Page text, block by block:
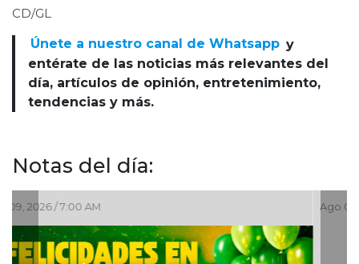
CD/GL
Únete a nuestro canal de Whatsapp y
entérate de las noticias más relevantes del
día, artículos de opinión, entretenimiento,
tendencias y más.
Notas del día:
Ago 08, 2026 / 7:00 PM